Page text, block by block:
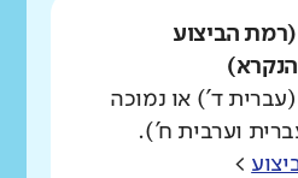
הביצוע
ד') או נמוכה
וערבית ח').
>